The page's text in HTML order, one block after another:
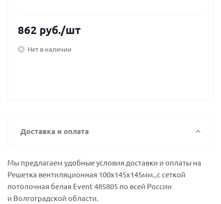
862 руб./шт
Нет в наличии
Доставка и оплата
Мы предлагаем удобные условия доставки и оплаты на
Решетка вентиляционная 100х145х145мм.,с сеткой
потолочная белая Event 485805 по всей России
и Волгоградской области.